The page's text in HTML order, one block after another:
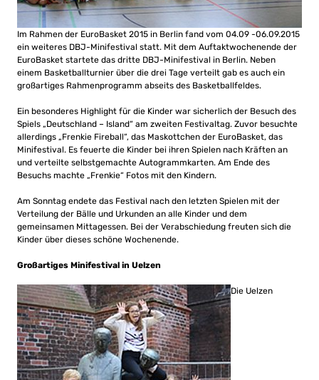
Im Rahmen der EuroBasket 2015 in Berlin fand vom 04.09 -06.09.2015
ein weiteres DBJ-Minifestival statt. Mit dem Auftaktwochenende der
EuroBasket startete das dritte DBJ-Minifestival in Berlin. Neben
einem Basketballturnier über die drei Tage verteilt gab es auch ein
großartiges Rahmenprogramm abseits des Basketballfeldes.
Ein besonderes Highlight für die Kinder war sicherlich der Besuch des
Spiels „Deutschland – Island“ am zweiten Festivaltag. Zuvor besuchte
allerdings „Frenkie Fireball“, das Maskottchen der EuroBasket, das
Minifestival. Es feuerte die Kinder bei ihren Spielen nach Kräften an
und verteilte selbstgemachte Autogrammkarten. Am Ende des
Besuchs machte „Frenkie“ Fotos mit den Kindern.
Am Sonntag endete das Festival nach den letzten Spielen mit der
Verteilung der Bälle und Urkunden an alle Kinder und dem
gemeinsamen Mittagessen. Bei der Verabschiedung freuten sich die
Kinder über dieses schöne Wochenende.
Großartiges Minifestival in Uelzen
Die Uelzen